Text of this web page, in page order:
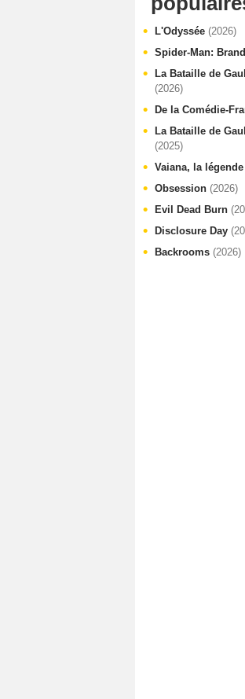
L'Odyssée (2026)
Spider-Man:
La Bataille de
(2026)
De la Comédie-
La Bataille de
(2025)
Vaiana, la
Obsession (2026)
Evil Dead Burn
Disclosure Day
Backrooms (2026)